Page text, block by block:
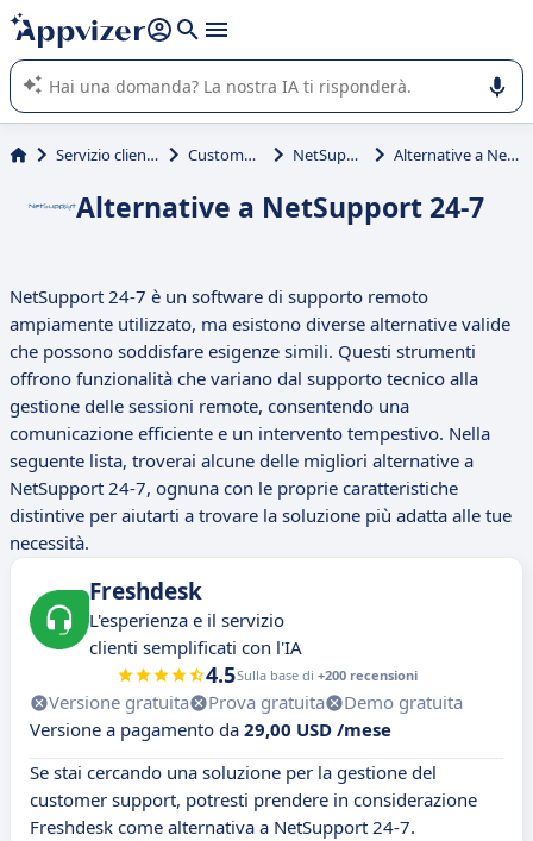
righe con
shift + enter
L'IA di Appvizer vi guida nell'utilizzo o nella scelta di un
software SaaS per la vostra azienda.
Servizio clienti e vendite Customer service NetSupport 24-7 Alternative a NetSupport 24-7
Alternative a NetSupport 24-7
NetSupport 24-7 è un software di supporto remoto
ampiamente utilizzato, ma esistono diverse alternative valide
che possono soddisfare esigenze simili. Questi strumenti
offrono funzionalità che variano dal supporto tecnico alla
gestione delle sessioni remote, consentendo una
comunicazione efficiente e un intervento tempestivo. Nella
seguente lista, troverai alcune delle migliori alternative a
NetSupport 24-7, ognuna con le proprie caratteristiche
distintive per aiutarti a trovare la soluzione più adatta alle tue
necessità.
Freshdesk
L'esperienza e il servizio
clienti semplificati con l'IA
4.5Sulla base di +200 recensioni
Versione gratuita Prova gratuita
Demo gratuita
Versione a pagamento da 29,00 USD /mese
Se stai cercando una soluzione per la gestione del
customer support, potresti prendere in considerazione
Freshdesk come alternativa a NetSupport 24-7.